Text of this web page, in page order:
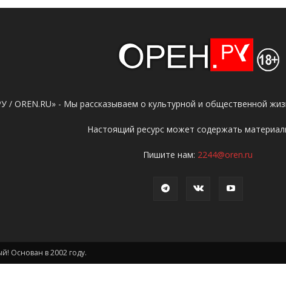
/ OREN.RU» - Мы рассказываем о культурной и общественной
Настоящий ресурс может содержать
Пишите нам: 2244@oren.ru
Основан в 2002 году.